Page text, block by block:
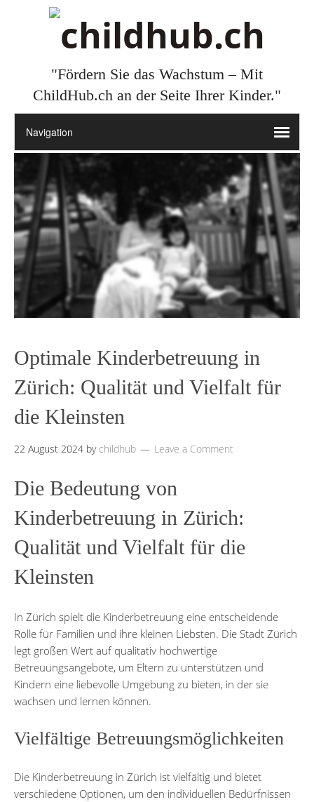
"Fördern Sie das Wachstum – Mit
ChildHub.ch an der Seite Ihrer Kinder."
Optimale Kinderbetreuung in
Zürich: Qualität und Vielfalt für
die Kleinsten
22 August 2024 by childhub Leave a Comment
Die Bedeutung von
Kinderbetreuung in Zürich:
Qualität und Vielfalt für die
Kleinsten
In Zürich spielt die Kinderbetreuung eine entscheidende
Rolle für Familien und ihre kleinen Liebsten. Die Stadt Zürich
legt großen Wert auf qualitativ hochwertige
Betreuungsangebote, um Eltern zu unterstützen und
Kindern eine liebevolle Umgebung zu bieten, in der sie
wachsen und lernen können.
Vielfältige Betreuungsmöglichkeiten
Die Kinderbetreuung in Zürich ist vielfältig und bietet
verschiedene Optionen, um den individuellen Bedürfnissen